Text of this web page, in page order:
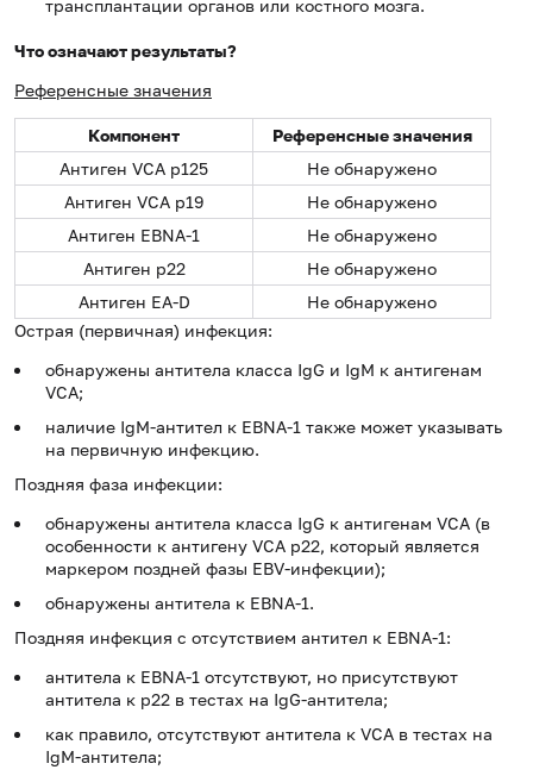
трансплантации органов или костного мозга.
Что означают результаты?
Референсные значения
Компонент
Референсные значения
Антиген VCA p125
Не обнаружено
Антиген VCA p19
Не обнаружено
Антиген EBNA-1
Не обнаружено
Антиген p22
Не обнаружено
Антиген EA-D
Не обнаружено
Острая (первичная) инфекция:
обнаружены антитела класса IgG и IgM к антигенам
VCA;
наличие IgM-антител к EBNA-1 также может указывать
на первичную инфекцию.
Поздняя фаза инфекции:
обнаружены антитела класса IgG к антигенам VCA (в
особенности к антигену VCA р22, который является
маркером поздней фазы EBV-инфекции);
обнаружены антитела к EBNA-1.
Поздняя инфекция с отсутствием антител к EBNA-1:
антитела к EBNA-1 отсутствуют, но присутствуют
антитела к р22 в тестах на IgG-антитела;
как правило, отсутствуют антитела к VCA в тестах на
IgM-антитела;